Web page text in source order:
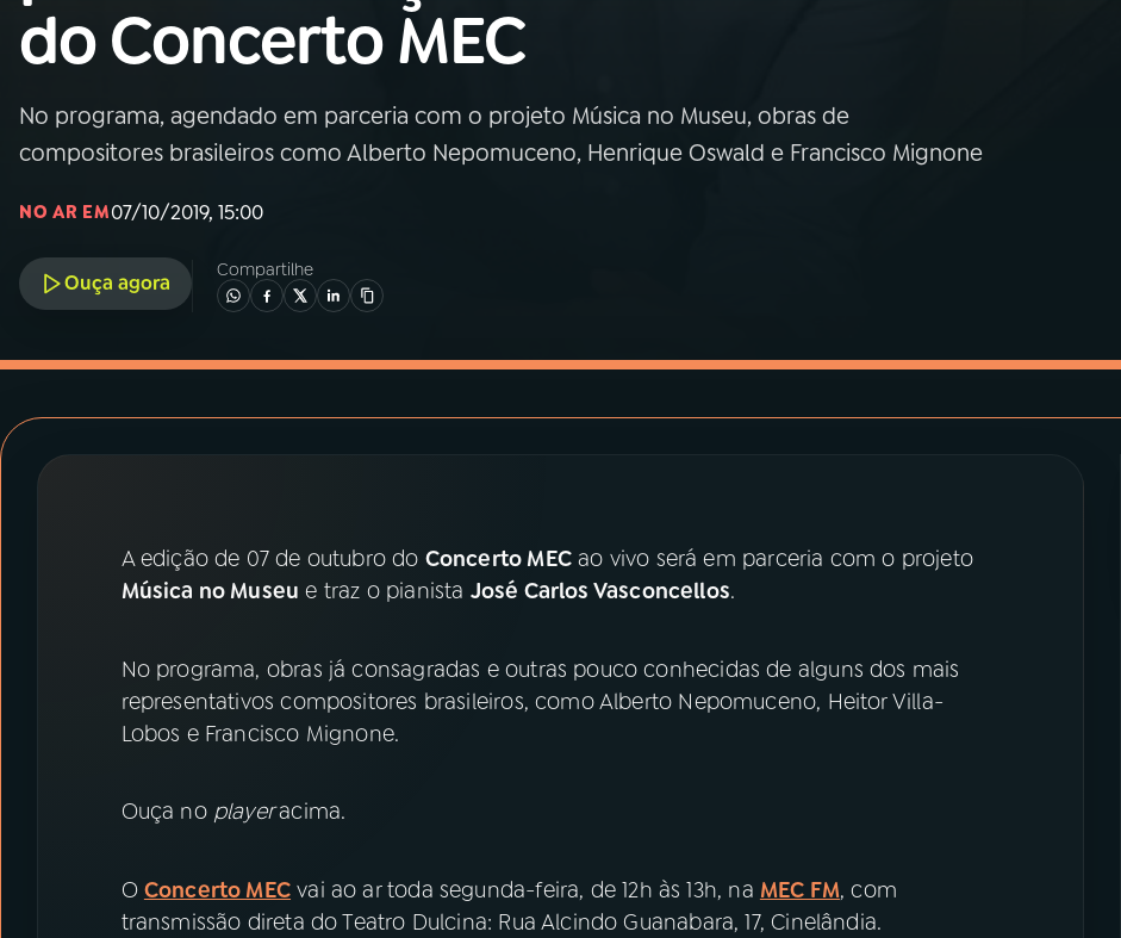
03 PROGRAMAÇÃO
04PROGRAMAS
05 PODCASTS
06VIDEOCASTS
07ÚLTIMAS
do Concerto MEC
No programa, agendado em parceria com o projeto Música no Museu, obras de
compositores brasileiros como Alberto Nepomuceno, Henrique Oswald e Francisco Mignone
NO AR EM07/10/2019, 15:00
Ouça agora
Compartilhe
A edição de 07 de outubro do Concerto MECao vivo será em parceria com o projeto
Música no Museu e traz o pianista José Carlos Vasconcellos.
No programa, obras já consagradas e outras pouco conhecidas de alguns dos mais
representativos compositores brasileiros, como Alberto Nepomuceno, Heitor Villa-
Lobos e Francisco Mignone.
Ouça no playeracima.
O Concerto MEC vai ao ar toda segunda-feira, de 12h às 13h, na MEC FM, com
transmissão direta do Teatro Dulcina: Rua Alcindo Guanabara, 17, Cinelândia.